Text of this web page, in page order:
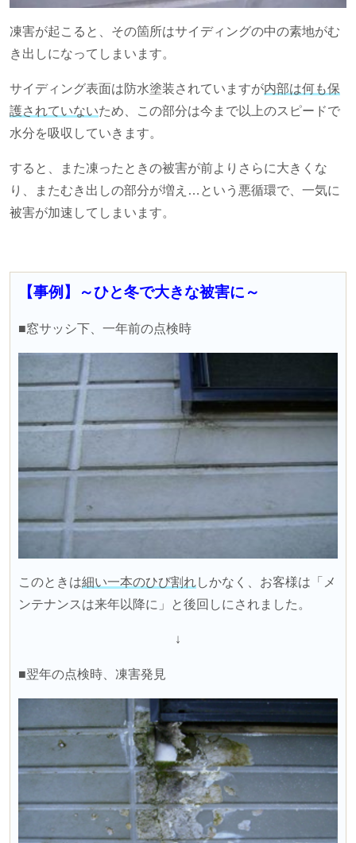
凍害が起こると、その箇所はサイディングの中の素地がむ
き出しになってしまいます。
サイディング表面は防水塗装されていますが内部は何も保
護されていないため、この部分は今まで以上のスピードで
水分を吸収していきます。
すると、また凍ったときの被害が前よりさらに大きくな
り、またむき出しの部分が増え…という悪循環で、一気に
被害が加速してしまいます。
【事例】～ひと冬で大きな被害に～
■窓サッシ下、一年前の点検時
このときは細い一本のひび割れしかなく、お客様は「メ
ンテナンスは来年以降に」と後回しにされました。
↓
■翌年の点検時、凍害発見